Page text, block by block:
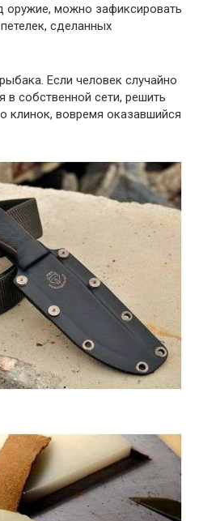
оружие, можно зафиксировать
сделанных
Если человек случайно
в собственной сети, решить
клинок, вовремя оказавшийся